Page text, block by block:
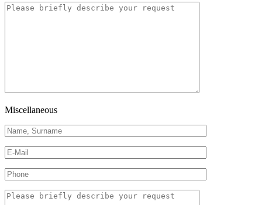
Miscellaneous